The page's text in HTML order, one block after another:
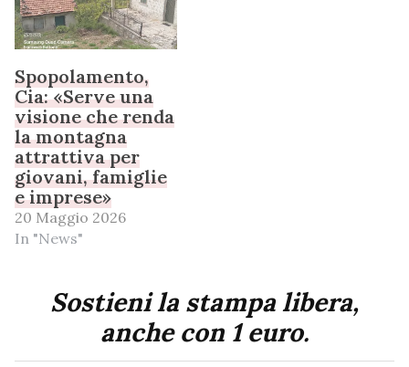
Spopolamento,
Cia: «Serve una
visione che renda
la montagna
attrattiva per
giovani, famiglie
e imprese»
20 Maggio 2026
In "News"
Sostieni la stampa libera,
anche con 1 euro.